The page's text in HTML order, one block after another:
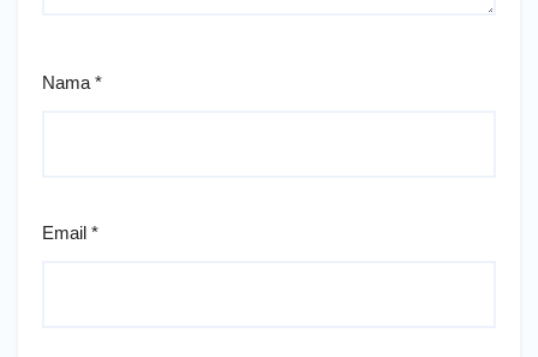
Nama *
Email *